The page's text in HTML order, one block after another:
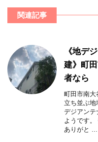
関連記事
《地デ
建》町
者なら
町田市南大
立ち並ぶ
デジアンテ
ようです
ありがと ...